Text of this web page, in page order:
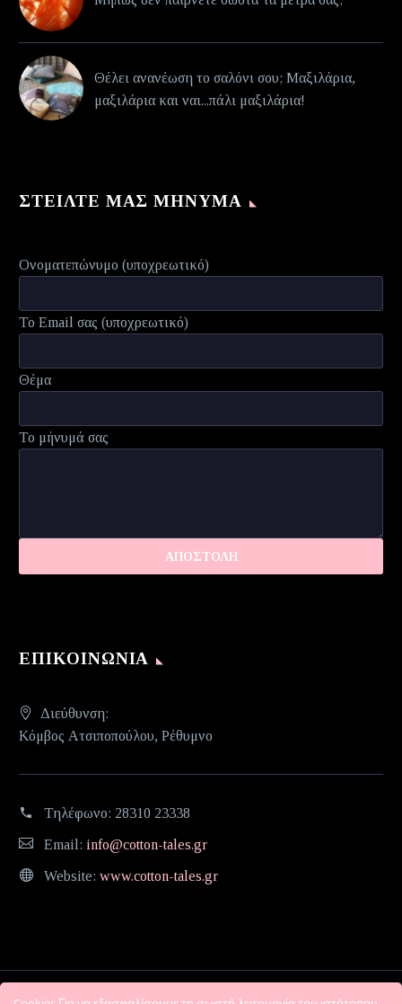
Θέλει ανανέωση το σαλόνι σου; Μαξιλάρια,
μαξιλάρια και ναι...πάλι μαξιλάρια!
ΣΤΕΊΛΤΕ ΜΑΣ ΜΉΝΥΜΑ
Ονοματεπώνυμο (υποχρεωτικό)
Το Email σας (υποχρεωτικό)
Θέμα
Το μήνυμά σας
ΕΠΙΚΟΙΝΩΝΊΑ
Διεύθυνση:
Κόμβος Ατσιποπούλου, Ρέθυμνο
Τηλέφωνο: 28310 23338
Email: info@cotton-tales.gr
Website: www.cotton-tales.gr